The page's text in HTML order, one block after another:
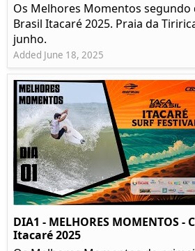
Os Melhores Momentos segundo
Brasil Itacaré 2025. Praia da
junho.
Added June 18, 2025
DIA1 - MELHORES MOMENTOS -
Itacaré 2025